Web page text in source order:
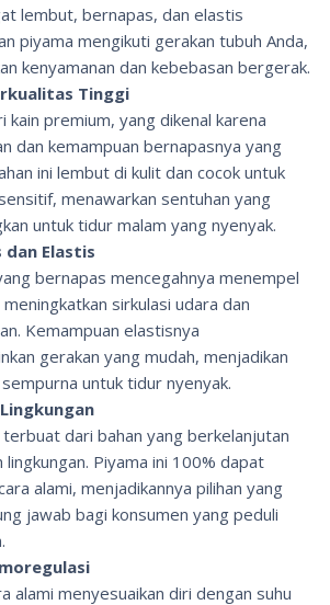
lembut, bernapas, dan elastis
piyama mengikuti gerakan tubuh Anda,
kenyamanan dan kebebasan bergerak.
Tinggi
kain premium, yang dikenal karena
dan kemampuan bernapasnya yang
ini lembut di kulit dan cocok untuk
menawarkan sentuhan yang
untuk tidur malam yang nyenyak.
dan Elastis
bernapas mencegahnya menempel
sirkulasi udara dan
Kemampuan elastisnya
gerakan yang mudah, menjadikan
untuk tidur nyenyak.
terbuat dari bahan yang berkelanjutan
lingkungan. Piyama ini 100% dapat
alami, menjadikannya pilihan yang
jawab bagi konsumen yang peduli
alami menyesuaikan diri dengan suhu